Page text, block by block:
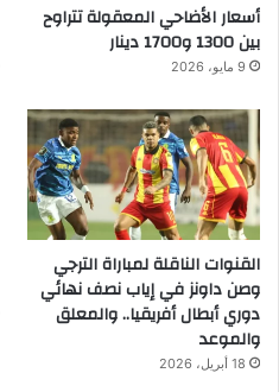
أسعار الأضاحي المعقولة تتراوح
بين 1300 و1700 دينار
9 مايو، 2026
القنوات الناقلة لمباراة الترجي
وصن داونز في إياب نصف نهائي
دوري أبطال أفريقيا.. والمعلق
والموعد
18 أبريل، 2026